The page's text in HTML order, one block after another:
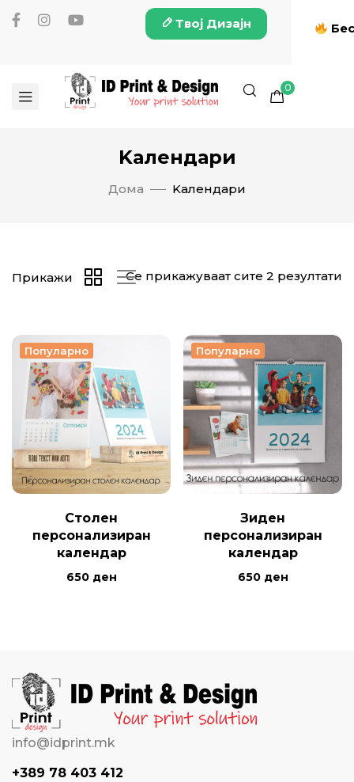
Твој Дизајн
0
Kалендари
Дома Kалендари
Се прикажуваат сите 2 резултати
Прикажи
Популарно
Столен
персонализиран
календар
650 ден
Популарно
Зиден
персонализиран
календар
650 ден
info@idprint.mk
+389 78 403 412